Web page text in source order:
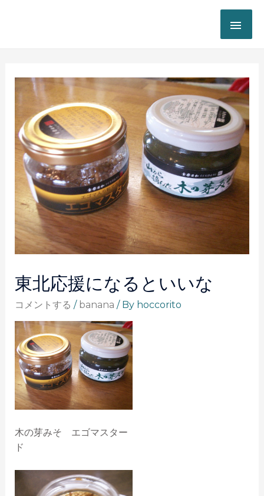
東北応援になるといいな
コメントする / banana / By hoccorito
木の芽みそ エゴマスター
ド